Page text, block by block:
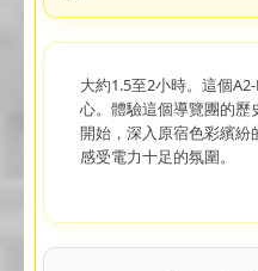
大約1.5至2小時。這個
心。體驗這個導覽團的
開始，深入原宿色彩繽紛
感受電力十足的氛圍。